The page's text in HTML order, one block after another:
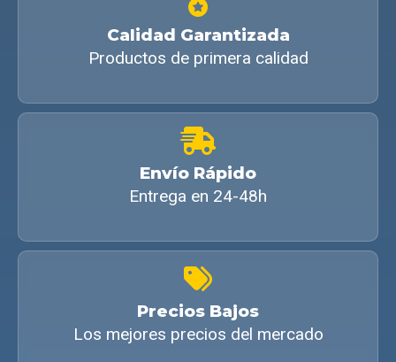
Calidad Garantizada
Productos de primera calidad
Envío Rápido
Entrega en 24-48h
Precios Bajos
Los mejores precios del mercado